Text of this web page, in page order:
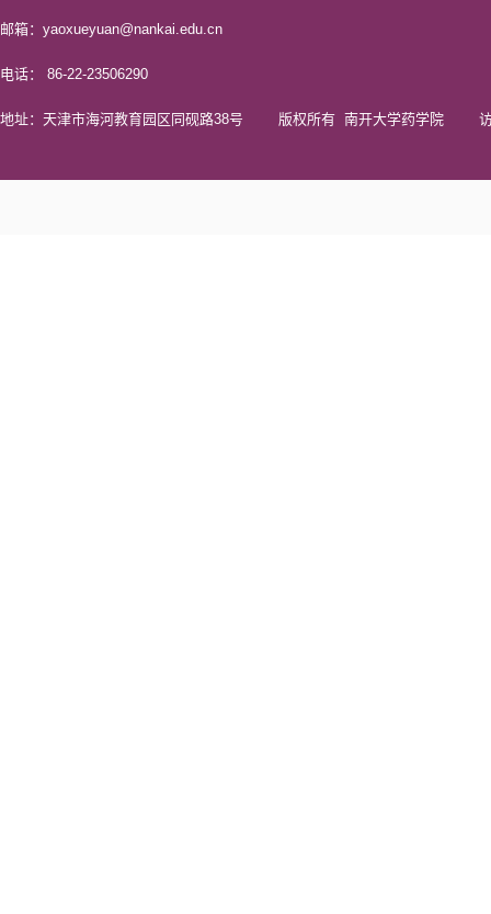
邮箱：yaoxueyuan@nankai.edu.cn
电话： 86-22-23506290
地址：天津市海河教育园区同砚路38号 版权所有 南开大学药学院 访